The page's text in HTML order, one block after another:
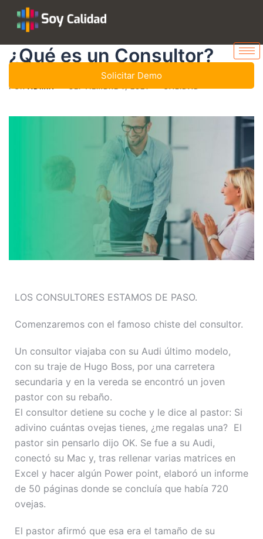
Solicitar Demo
¿Qué es un Consultor?
PORADMIN SEPTIEMBRE 1, 2021 CALIDAD
LOS CONSULTORES ESTAMOS DE PASO.
Comenzaremos con el famoso chiste del consultor.
Un consultor viajaba con su Audi último modelo,
con su traje de Hugo Boss, por una carretera
secundaria y en la vereda se encontró un joven
pastor con su rebaño.
El consultor detiene su coche y le dice al pastor: Si
adivino cuántas ovejas tienes, ¿me regalas una? El
pastor sin pensarlo dijo OK. Se fue a su Audi,
conectó su Mac y, tras rellenar varias matrices en
Excel y hacer algún Power point, elaboró un informe
de 50 páginas donde se concluía que había 720
ovejas.
El pastor afirmó que esa era el tamaño de su